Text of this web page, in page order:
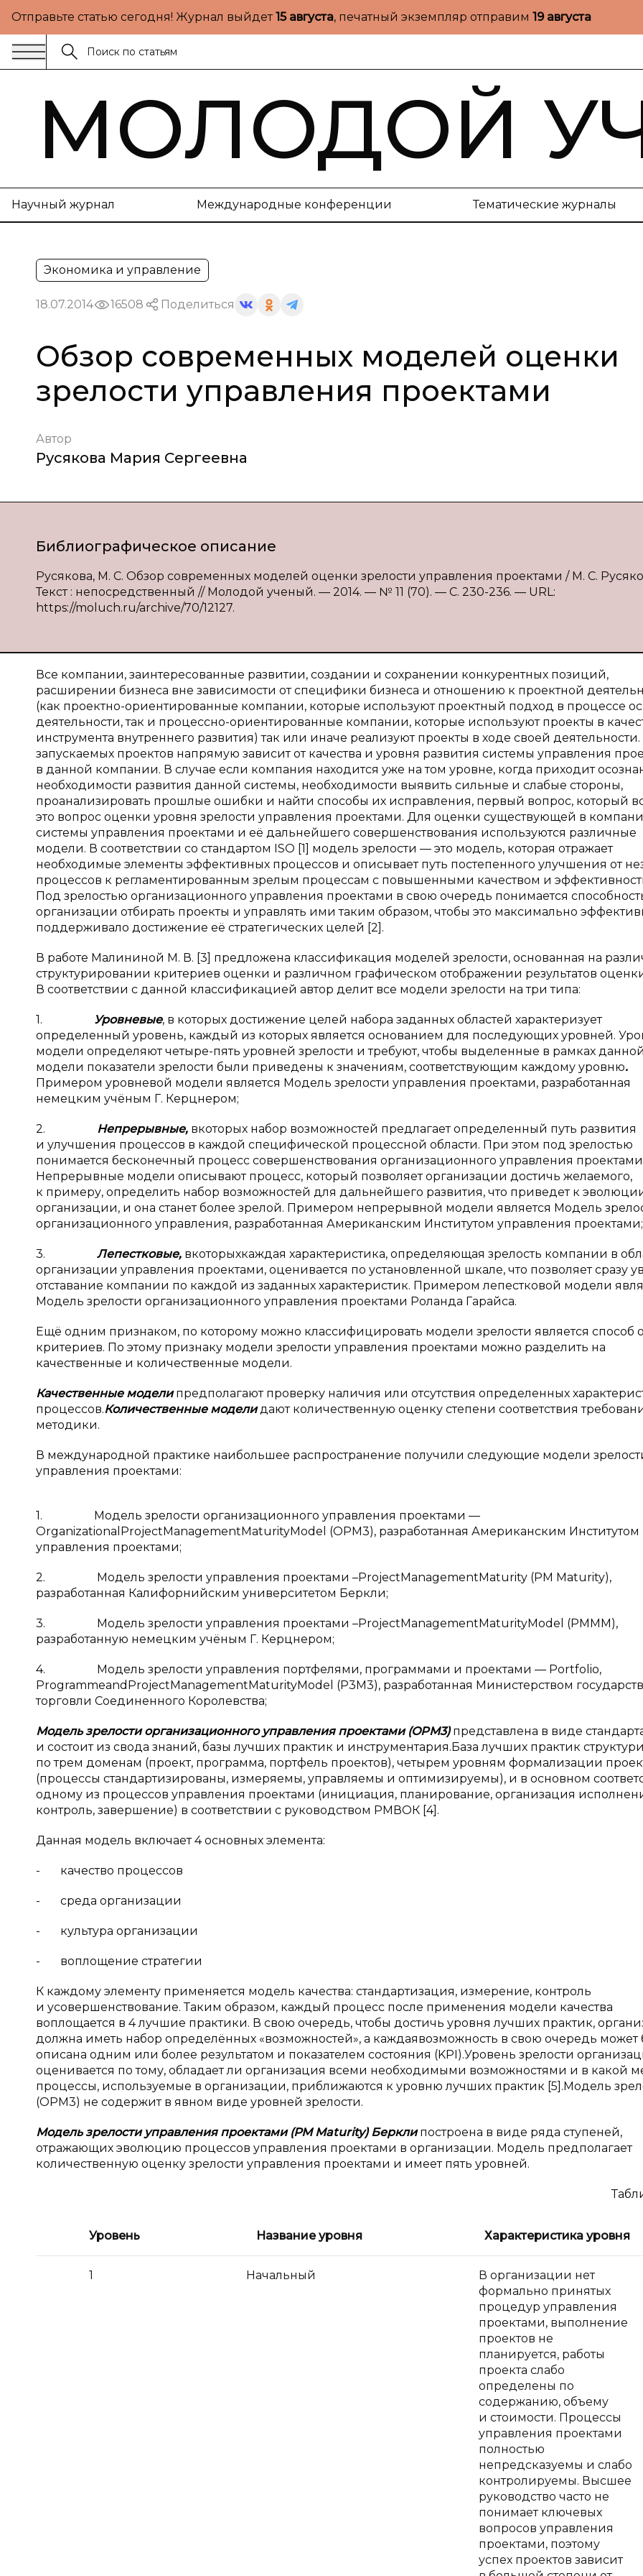
Отправьте статью сегодня! Журнал выйдет15 августа, печатный экземпляр отправим 19 августа
МОЛОДОЙ
Научный журнал Международные конференции Тематические журналы
Экономика и управление
18.07.2014 16508 Поделиться
Обзор современных моделей оценки
зрелости управления проектами
Автор
Русякова Мария Сергеевна
Библиографическое описание
Русякова, М. С. Обзор современных моделей оценки зрелости управления проектами / М. С.
Текст : непосредственный // Молодой ученый. — 2014. — № 11 (70). — С. 230-236. — URL:
https://moluch.ru/archive/70/12127.
Все компании, заинтересованные развитии, создании и сохранении конкурентных позиций,
расширении бизнеса вне зависимости от специфики бизнеса и отношению к проектной
(как проектно-ориентированные компании, которые используют проектный подход в процессе
деятельности, так и процессно-ориентированные компании, которые используют проекты в
инструмента внутреннего развития) так или иначе реализуют проекты в ходе своей деятельности.
запускаемых проектов напрямую зависит от качества и уровня развития системы управления
в данной компании. В случае если компания находится уже на том уровне, когда приходит
необходимости развития данной системы, необходимости выявить сильные и слабые стороны,
проанализировать прошлые ошибки и найти способы их исправления, первый вопрос, который
это вопрос оценки уровня зрелости управления проектами. Для оценки существующей в
системы управления проектами и её дальнейшего совершенствования используются различные
модели. В соответствии со стандартом ISO [1] модель зрелости — это модель, которая отражает
необходимые элементы эффективных процессов и описывает путь постепенного улучшения от
процессов к регламентированным зрелым процессам с повышенными качеством и
Под зрелостью организационного управления проектами в свою очередь понимается
организации отбирать проекты и управлять ими таким образом, чтобы это максимально
поддерживало достижение её стратегических целей [2].
В работе Малининой М. В. [3] предложена классификация моделей зрелости, основанная на
структурировании критериев оценки и различном графическом отображении результатов
В соответствии с данной классификацией автор делит все модели зрелости на три типа:
1. Уровневые, в которых достижение целей набора заданных областей характеризует
определенный уровень, каждый из которых является основанием для последующих уровней.
модели определяют четыре-пять уровней зрелости и требуют, чтобы выделенные в рамках данной
модели показатели зрелости были приведены к значениям, соответствующим каждому уровню.
Примером уровневой модели является Модель зрелости управления проектами, разработанная
немецким учёным Г. Керцнером;
2. Непрерывные, вкоторых набор возможностей предлагает определенный путь развития
и улучшения процессов в каждой специфической процессной области. При этом под зрелостью
понимается бесконечный процесс совершенствования организационного управления
Непрерывные модели описывают процесс, который позволяет организации достичь желаемого,
к примеру, определить набор возможностей для дальнейшего развития, что приведет к
организации, и она станет более зрелой. Примером непрерывной модели является Модель
организационного управления, разработанная Американским Институтом управления проектами;
3. Лепестковые, вкоторыхкаждая характеристика, определяющая зрелость компании в
организации управления проектами, оценивается по установленной шкале, что позволяет сразу
отставание компании по каждой из заданных характеристик. Примером лепестковой модели
Модель зрелости организационного управления проектами Роланда Гарайса.
Ещё одним признаком, по которому можно классифицировать модели зрелости является способ
критериев. По этому признаку модели зрелости управления проектами можно разделить на
качественные и количественные модели.
Качественные моделипредполагают проверку наличия или отсутствия определенных
процессов.Количественные моделидают количественную оценку степени соответствия
методики.
В международной практике наибольшее распространение получили следующие модели
управления проектами:
1. Модель зрелости организационного управления проектами —
OrganizationalProjectManagementMaturityModel (OPM3), разработанная Американским Институтом
управления проектами;
2. Модель зрелости управления проектами –ProjectManagementMaturity (РМ Maturity),
разработанная Калифорнийским университетом Беркли;
3. Модель зрелости управления проектами –ProjectManagementMaturityModel (PMMM),
разработанную немецким учёным Г. Керцнером;
4. Модель зрелости управления портфелями, программами и проектами — Portfolio,
ProgrammeandProjectManagementMaturityModel (Р3М3), разработанная Министерством
торговли Соединенного Королевства;
Модель зрелости организационного управления проектами (OPM3)представлена в виде
и состоит из свода знаний, базы лучших практик и инструментария.База лучших практик
по трем доменам (проект, программа, портфель проектов), четырем уровням формализации
(процессы стандартизированы, измеряемы, управляемы и оптимизируемы), и в основном
одному из процессов управления проектами (инициация, планирование, организация
контроль, завершение) в соответствии с руководством РМВОК [4].
Данная модель включает 4 основных элемента:
- качество процессов
- среда организации
- культура организации
- воплощение стратегии
К каждому элементу применяется модель качества: стандартизация, измерение, контроль
и усовершенствование. Таким образом, каждый процесс после применения модели качества
воплощается в 4 лучшие практики. В свою очередь, чтобы достичь уровня лучших практик,
должна иметь набор определённых «возможностей», а каждаявозможность в свою очередь может
описана одним или более результатом и показателем состояния (KPI).Уровень зрелости
оценивается по тому, обладает ли организация всеми необходимыми возможностями и в какой
процессы, используемые в организации, приближаются к уровню лучших практик [5].Модель
(OPM3) не содержит в явном виде уровней зрелости.
Модель зрелости управления проектами (РМ Maturity) Берклипостроена в виде ряда ступеней,
отражающих эволюцию процессов управления проектами в организации. Модель предполагает
количественную оценку зрелости управления проектами и имеет пять уровней.
Уровень Название уровня Характеристика уровня
1 Начальный
В организации нет
формально принятых
процедур управления
проектами, выполнение
проектов не
планируется, работы
проекта слабо
определены по
содержанию, объему
и стоимости. Процессы
управления проектами
полностью
непредсказуемы и слабо
контролируемы. Высшее
руководство часто не
понимает ключевых
вопросов управления
проектами, поэтому
успех проектов зависит